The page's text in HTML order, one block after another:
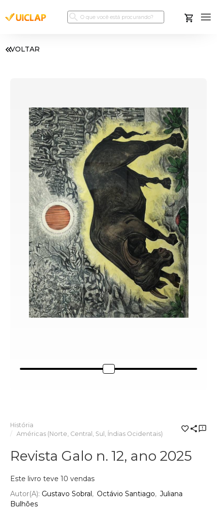
VOLTAR
História
Américas (Norte, Central, Sul, Índias Ocidentais)
Revista Galo n. 12, ano 2025
Este livro teve 10 vendas
Autor(a): Gustavo Sobral Octávio Santiago
Juliana
Bulhões